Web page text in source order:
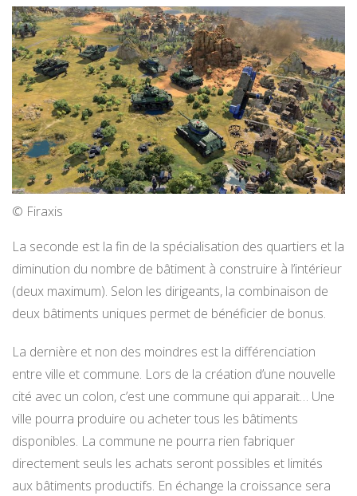
© Firaxis
La seconde est la fin de la spécialisation des quartiers et la
diminution du nombre de bâtiment à construire à l’intérieur
(deux maximum). Selon les dirigeants, la combinaison de
deux bâtiments uniques permet de bénéficier de bonus.
La dernière et non des moindres est la différenciation
entre ville et commune. Lors de la création d’une nouvelle
cité avec un colon, c’est une commune qui apparait… Une
ville pourra produire ou acheter tous les bâtiments
disponibles. La commune ne pourra rien fabriquer
directement seuls les achats seront possibles et limités
aux bâtiments productifs. En échange la croissance sera